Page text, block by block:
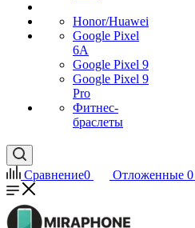
Honor/Huawei
Google Pixel
6A
Google Pixel 9
Google Pixel 9
Pro
Фитнес-
браслеты
Сравнение0 Отложенные 0